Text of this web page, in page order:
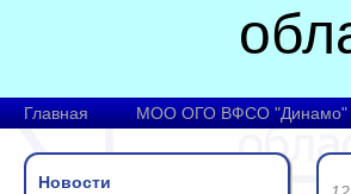
Главная МОО ОГО ВФСО "Динамо"
Новости